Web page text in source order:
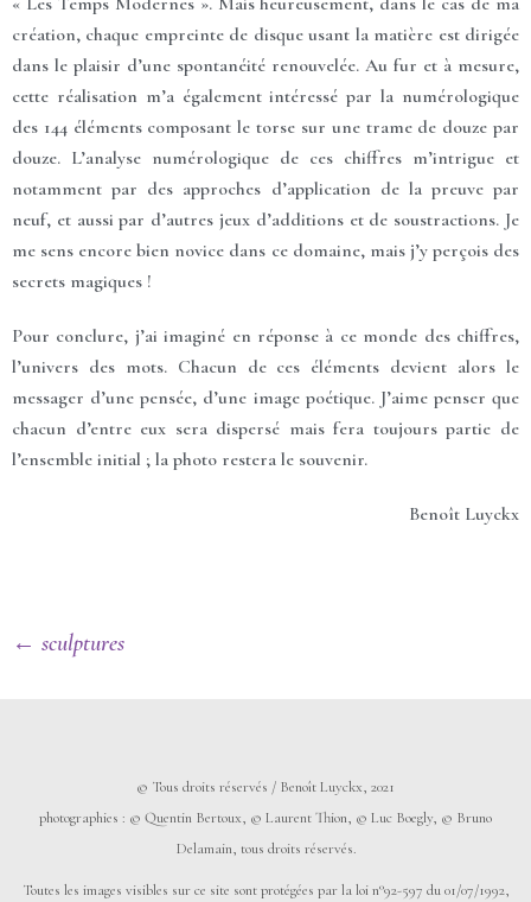
création, chaque empreinte de disque usant la matière est dirigée
dans le plaisir d’une spontanéité renouvelée. Au fur et à mesure,
cette réalisation m’a également intéressé par la numérologique
des 144 éléments composant le torse sur une trame de douze par
douze. L’analyse numérologique de ces chiffres m’intrigue et
notamment par des approches d’application de la preuve par
neuf, et aussi par d’autres jeux d’additions et de soustractions. Je
me sens encore bien novice dans ce domaine, mais j’y perçois des
secrets magiques !
Pour conclure, j’ai imaginé en réponse à ce monde des chiffres,
l’univers des mots. Chacun de ces éléments devient alors le
messager d’une pensée, d’une image poétique. J’aime penser que
chacun d’entre eux sera dispersé mais fera toujours partie de
l’ensemble initial ; la photo restera le souvenir.
Benoît Luyckx
← sculptures
© Tous droits réservés / Benoît Luyckx, 2021
photographies : © Quentin Bertoux, © Laurent Thion, © Luc Boegly, © Bruno
Delamain, tous droits réservés.
Toutes les images visibles sur ce site sont protégées par la loi n°92-597 du 01/07/1992,